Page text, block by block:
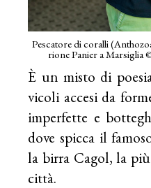
Pescatore di coralli
rione Panier a Marsiglia
È un misto di
vicoli accesi da
imperfette e
dove spicca il
la birra Cagol, la
città.